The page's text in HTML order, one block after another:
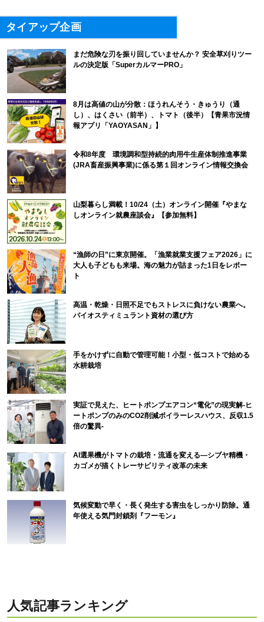
タイアップ企画
まだ危険な刃を振り回していませんか？ 安全草刈りツー
ルの決定版「SuperカルマーPRO」
8月は高値の山が分散：ほうれんそう・きゅうり（通
し）、はくさい（前半）、トマト（後半）【青果市況情
報アプリ「YAOYASAN」】
令和8年度 環境調和型持続的肉用牛生産体制推進事業
(JRA畜産振興事業)に係る第１回オンライン情報交換会
山梨暮らし満載！10/24（土）オンライン開催『やまな
しオンライン就農座談会』【参加無料】
“漁師の日”に東京開催。「漁業就業支援フェア2026」に
大人も子どもも来場。海の魅力が詰まった1日をレポー
ト
高温・乾燥・日照不足でもストレスに負けない農業へ。
バイオスティミュラント資材の選び方
手をかけずに自動で管理可能！小型・低コストで始める
水耕栽培
実証で見えた、ヒートポンプエアコン“電化”の現実解-ヒ
ートポンプのみのCO2削減ボイラーレスハウス、反収1.5
倍の驚異-
AI選果機がトマトの栽培・流通を変える―シブヤ精機・
カゴメが描くトレーサビリティ改革の未来
気候変動で早く・長く発生する害虫をしっかり防除。通
年使える気門封鎖剤『フーモン』
人気記事ランキング